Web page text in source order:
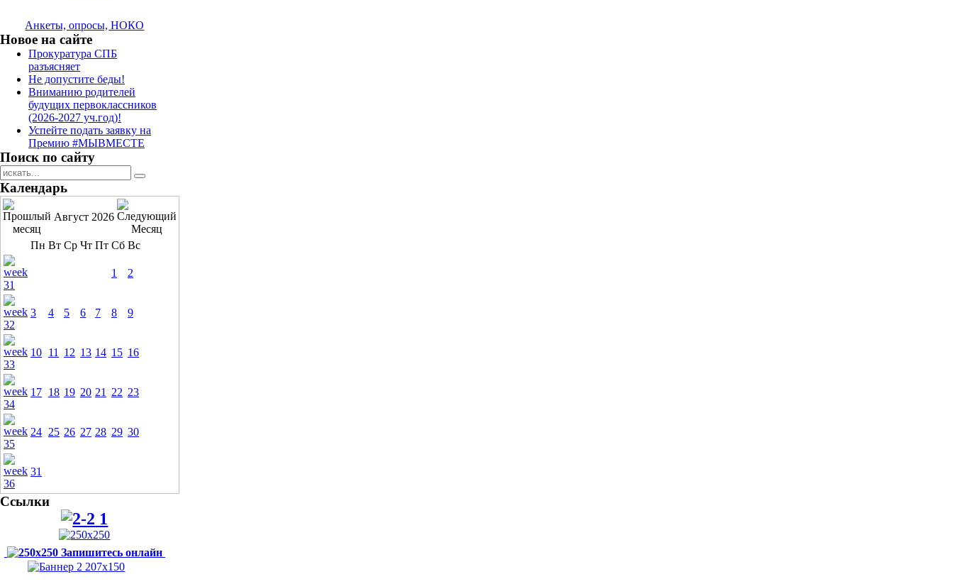
Анкеты, опросы, НОКО
Новое на сайте
Прокуратура СПБ
разъясняет
Не допустите беды!
Вниманию родителей
будущих первоклассников
(2026-2027 уч.год)!
Успейте подать заявку на
Премию #МЫВМЕСТЕ
Поиск по сайту
Календарь
Август 2026
Пн Вт Ср Чт Пт Сб Вс
1 2
3 4 5 6 7 8 9
10 11 12 13 14 15 16
17 18 19 20 21 22 23
24 25 26 27 28 29 30
31
Ссылки